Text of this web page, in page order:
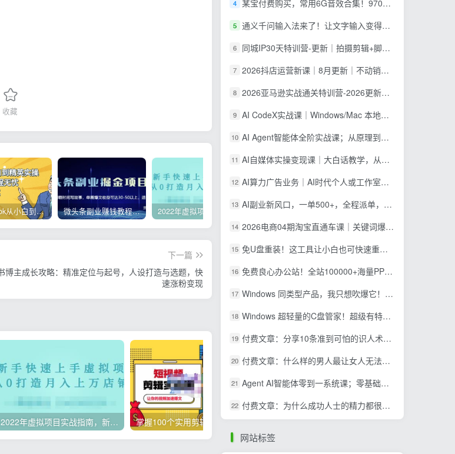
收藏
2022Tiktok从小白到精英实操，0-1保姆级实操全程无忧，多种变现赚钱方式 微头条副业赚钱教程，项目单号单天做到50-100+收益
下一篇
博主成长攻略：精准定位与起号，人设打造与选题，快
速涨粉变现
2022年虚拟项目实战指南，新手从0打造月入上万店铺【视频课程】 掌握100个实用剪辑方法，让你的视频加速上热门 忠余网创《百战奇略》第二法：零基础带你识破赚钱项目共生
4 某宝付费购买，常用6G音效合集！970+首宣传片背景音乐，无版权可商用大气素材，分类清晰，高质量内容
5 通义千问输入法来了！让文字输入变得如此简单，最快 300 字/分，AI 自动润色，说话秒变工整文字
6 同城IP30天特训营-更新｜拍摄剪辑+脚本文案+引流成交，打爆本地流量提升门店业绩实操教学
7 2026抖店运营新课｜8月更新｜不动销起店+商品卡爆发｜达人玩法+店群批量复制｜轻松玩转抖音小店全域流量
8 2026亚马逊实战通关特训营-2026更新，多维选品+渐进式打法+AI应用，从0到1打造盈利店铺
9 AI CodeX实战课｜Windows/Mac 本地部署｜API 对接调通｜Skill 自制｜漫剧剪辑｜网站 VR 项目｜AI项目落地全教程
10 AI Agent智能体全阶实战课；从原理到实操全程手把手，无需编程基础也能搭建自动运行的智能体
11 AI自媒体实操变现课｜大白话教学，从短剧漫剧到动画制作，零基础也能掌握爆款内容创作与变现全流程
12 AI算力广告业务｜AI时代个人或工作室新赛道
13 AI副业新风口，一单500+，全程派单，0门槛直接干
14 2026电商04期淘宝直通车课｜关键词爆打矩阵，多计划低出价，新品爆款差异化投放实操教学
15 免U盘重装！这工具让小白也可快速重装 Windows，支持无人值守配置，数据无忧 CmzPrep_Rev2
16 免费良心办公站！全站100000+海量PPT素材免费下载，每日更新，分类清晰，免注册登录下载 爱PPT网
17 Windows 同类型产品，我只想吹爆它！把听歌变成了一场沉浸式视听现场，支持多平台歌单播放 Mineradio
18 Windows 超轻量的C盘管家！超级有特点，支持磁盘分析及清理提醒，2M大小体积，完全免费 C盘管家
19 付费文章：分享10条准到可怕的识人术术，希望能帮到大家。
20 付费文章：什么样的男人最让女人无法抵抗？
21 Agent AI智能体零到一系统课；零基础也能学会自动化实战，从核心概念到Coze工作流搭建完整覆盖
22 付费文章：为什么成功人士的精力都很旺盛？
网站标签